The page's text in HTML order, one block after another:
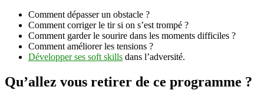
Comment dépasser un obstacle ?
Comment corriger le tir si on s’est trompé ?
Comment garder le sourire dans les moments difficiles ?
Comment améliorer les tensions ?
Développer ses soft skills dans l’adversité.
Qu’allez vous retirer de ce programme ?